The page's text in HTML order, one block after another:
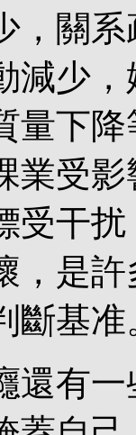
，關
減少
量下
業受影
受干
，是許
斷基准
有一